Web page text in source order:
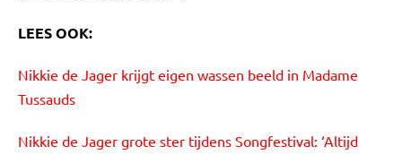
LEES OOK:
Nikkie de Jager krijgt eigen wassen beeld in Madame
Tussauds
Nikkie de Jager grote ster tijdens Songfestival: ‘Altijd